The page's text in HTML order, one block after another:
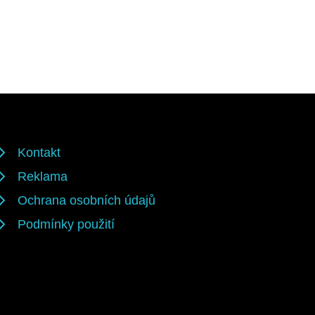
Kontakt
Reklama
Ochrana osobních údajů
Podmínky použití